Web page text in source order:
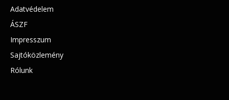
Adatvédelem
ÁSZF
Impresszum
Sajtóközlemény
Rólunk